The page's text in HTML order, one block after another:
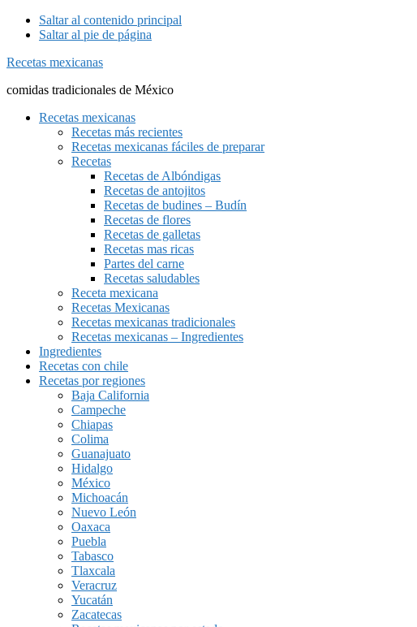
Saltar al contenido principal
Saltar al pie de página
Recetas mexicanas
comidas tradicionales de México
Recetas mexicanas
Recetas más recientes
Recetas mexicanas fáciles de preparar
Recetas
Recetas de Albóndigas
Recetas de antojitos
Recetas de budines – Budín
Recetas de flores
Recetas de galletas
Recetas mas ricas
Partes del carne
Recetas saludables
Receta mexicana
Recetas Mexicanas
Recetas mexicanas tradicionales
Recetas mexicanas – Ingredientes
Ingredientes
Recetas con chile
Recetas por regiones
Baja California
Campeche
Chiapas
Colima
Guanajuato
Hidalgo
México
Michoacán
Nuevo León
Oaxaca
Puebla
Tabasco
Tlaxcala
Veracruz
Yucatán
Zacatecas